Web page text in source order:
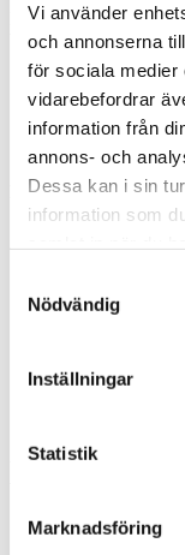
Vi använder
och annonserna
för sociala medier
vidarebefordrar
information från
annons- och
Dessa kan i sin
information som
Nödvändig
Inställningar
Statistik
Marknadsföring
Form
Välj en eller flera
Kvadratisk(1)
Rektangulär(1)
Storlek
Filtrera efter storlek:
Små (5 - 20 cm)
ca 15x
Mellan (25 - 50